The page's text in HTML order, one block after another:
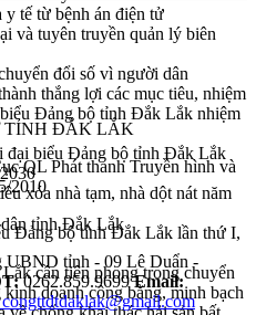
tế từ bệnh án điện tử
và tuyên truyền quản lý biên
đổi số vì người dân
thắng lợi các mục tiêu, nhiệm
Đảng bộ tỉnh Đắk Lắk nhiệm
đại biểu Đảng bộ tỉnh Đắk Lắk
xóa nhà tạm, nhà dột nát năm
Đảng bộ tỉnh Đắk Lắk lần thứ I,
cần tiên phong trong chuyển
doanh công bằng, minh bạch
TỈNH ĐẮK LẮK
QL Phát thanh Truyền hình và
2010
tỉnh Đắk Lắk
UBND tỉnh - 09 Lê Duẩn -
0262.859.9699Email: